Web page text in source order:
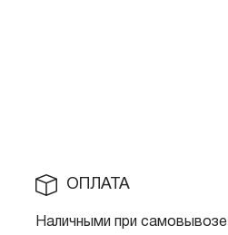
ОПЛАТА
Наличными при самовывозе